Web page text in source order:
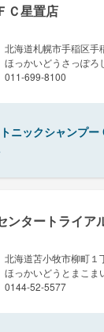
Ｃ星置店
北海道札幌市手稲区手
ほっかいどうさっぽろ
011-699-8100
ニックシャンプー
ンタートライア
北海道苫小牧市柳町１
ほっかいどうとまこま
0144-52-5577